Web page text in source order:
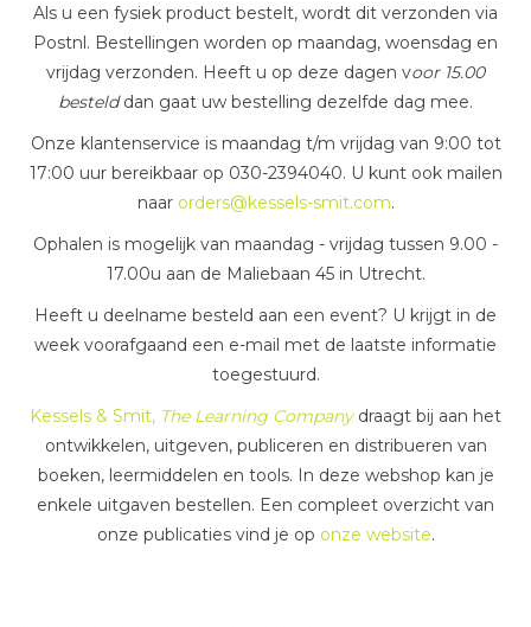
Als u een fysiek product bestelt, wordt dit verzonden via
Postnl. Bestellingen worden op maandag, woensdag en
vrijdag verzonden. Heeft u op deze dagen voor 15.00
besteld dan gaat uw bestelling dezelfde dag mee.
Onze klantenservice is maandag t/m vrijdag van 9:00 tot
17:00 uur bereikbaar op 030-2394040. U kunt ook mailen
naar orders@kessels-smit.com.
Ophalen is mogelijk van maandag - vrijdag tussen 9.00 -
17.00u aan de Maliebaan 45 in Utrecht.
Heeft u deelname besteld aan een event? U krijgt in de
week voorafgaand een e-mail met de laatste informatie
toegestuurd.
Kessels & Smit, The Learning Companydraagt bij aan het
ontwikkelen, uitgeven, publiceren en distribueren van
boeken, leermiddelen en tools. In deze webshop kan je
enkele uitgaven bestellen. Een compleet overzicht van
onze publicaties vind je op onze website.